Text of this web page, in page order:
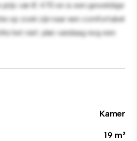
prijs van € 470 en is een geweldige
op zoek zijn naar een comfortabel
het niet: plan vandaag nog een
Kamer
19 m²